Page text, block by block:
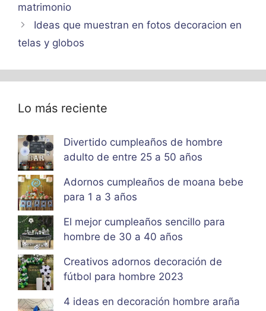
matrimonio
Ideas que muestran en fotos decoracion en
telas y globos
Lo más reciente
Divertido cumpleaños de hombre
adulto de entre 25 a 50 años
Adornos cumpleaños de moana bebe
para 1 a 3 años
El mejor cumpleaños sencillo para
hombre de 30 a 40 años
Creativos adornos decoración de
fútbol para hombre 2023
4 ideas en decoración hombre araña